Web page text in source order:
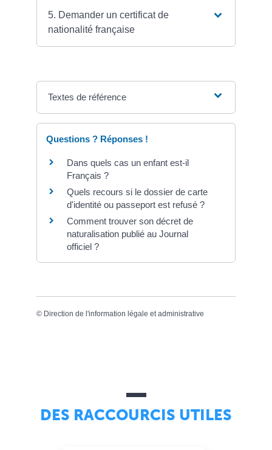
5. Demander un certificat de
nationalité française
Textes de référence
Questions ? Réponses !
Dans quels cas un enfant est-il
Français ?
Quels recours si le dossier de carte
d'identité ou passeport est refusé ?
Comment trouver son décret de
naturalisation publié au Journal
officiel ?
© Direction de l'information légale et administrative
DES RACCOURCIS UTILES